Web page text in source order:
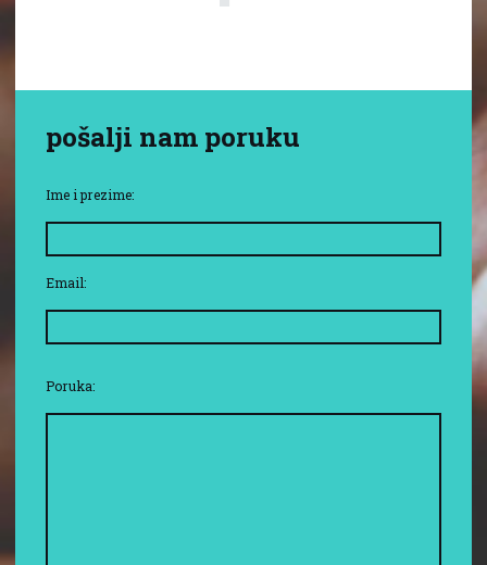
pošalji nam poruku
Ime i prezime:
Email:
Poruka: